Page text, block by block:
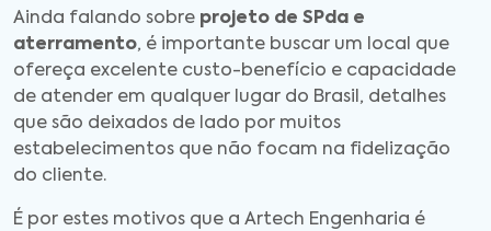
Ainda falando sobre projeto de SPda e
aterramento, é importante buscar um local que
ofereça excelente custo-benefício e capacidade
de atender em qualquer lugar do Brasil, detalhes
que são deixados de lado por muitos
estabelecimentos que não focam na fidelização
do cliente.
É por estes motivos que a Artech Engenharia é